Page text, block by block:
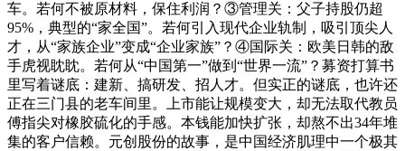
车。若何不被原材料，保住利润？③管理关：父子持股仍超
95%，典型的“家全国”。若何引入现代企业轨制，吸引顶尖人
才，从“家族企业”变成“企业家族”？④国际关：欧美日韩的敌
手虎视眈眈。若何从“中国第一”做到“世界一流”？募资打算书
里写着谜底：建新、搞研发、招人才。但实正的谜底，也许还
正在三门县的老车间里。上市能让规模变大，却无法取代教员
傅指尖对橡胶硫化的手感。本钱能加快扩张，却熬不出34年堆
集的客户信赖。元创股份的故事，是中国经济肌理中一个极其